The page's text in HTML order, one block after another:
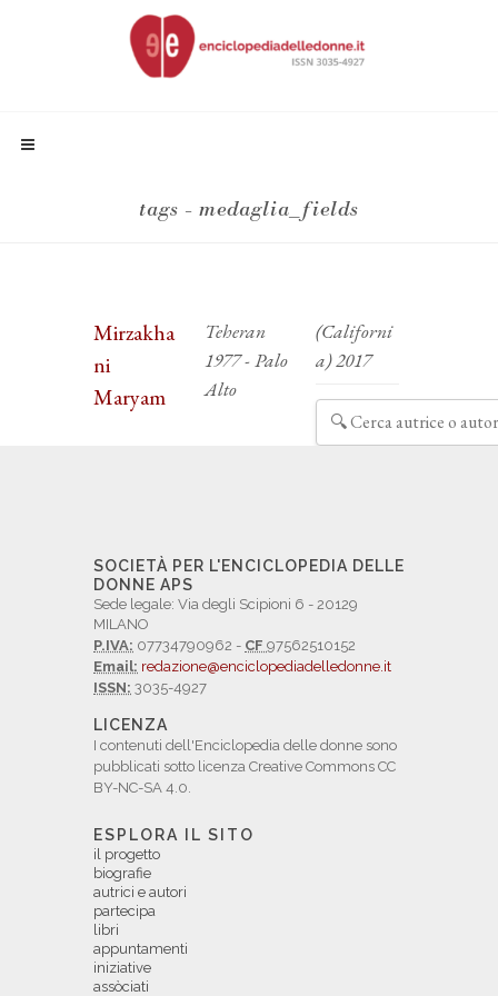
tags - medaglia_fields
Mirzakha
ni
Maryam
Teheran
1977 - Palo
Alto
(Californi
a) 2017
SOCIETÀ PER L'ENCICLOPEDIA DELLE
DONNE APS
Sede legale: Via degli Scipioni 6 - 20129
MILANO
P.IVA: 07734790962 - CF 97562510152
Email: redazione@enciclopediadelledonne.it
ISSN: 3035-4927
LICENZA
I contenuti dell'Enciclopedia delle donne sono
pubblicati sotto licenza Creative Commons CC
BY-NC-SA 4.0.
ESPLORA IL SITO
il progetto
biografie
autrici e autori
partecipa
libri
appuntamenti
iniziative
assòciati